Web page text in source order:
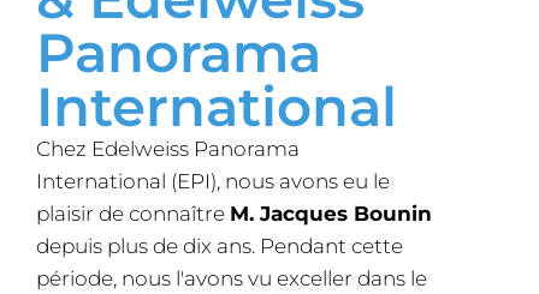
Panorama
International
Chez Edelweiss Panorama
International (EPI), nous avons eu le
plaisir de connaître M. Jacques Bounin
depuis plus de dix ans. Pendant cette
période, nous l'avons vu exceller dans le